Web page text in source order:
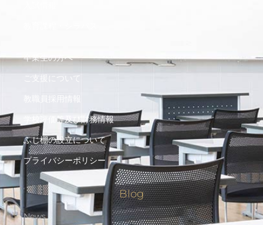
卒業生の方へ
ご支援について
教職員採用情報
学校評価等及び財務情報
ふじ棚の設立について
プライバシーポリシー
Blog
News